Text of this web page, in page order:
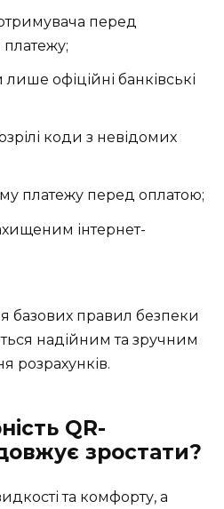
перед
офіційні банківські
коди з невідомих
платежу перед оплатою;
інтернет-
базових правил безпеки
надійним та зручним
розрахунків.
QR-
зростати?
та комфорту, а